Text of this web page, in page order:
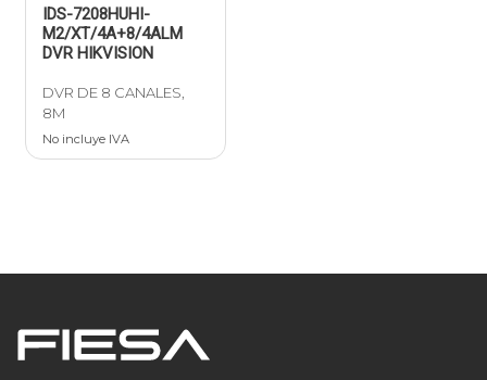
IDS-7208HUHI-
M2/XT/4A+8/4ALM
DVR HIKVISION
DVR DE 8 CANALES,
8M
No incluye IVA